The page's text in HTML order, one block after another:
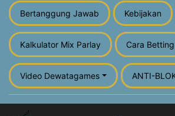
Bertanggung Jawab Kebijakan
Kalkulator Mix Parlay Cara Betting
Video Dewatagames ANTI-